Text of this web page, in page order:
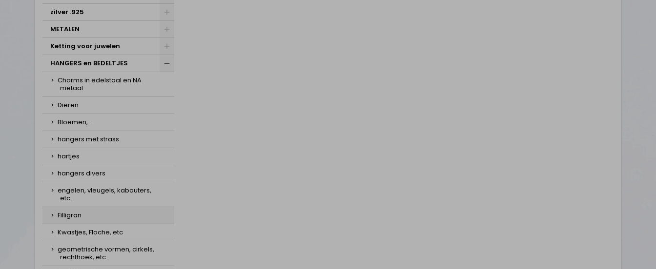
zilver .925
METALEN
Ketting voor juwelen
HANGERS en BEDELTJES
Charms in edelstaal en NA
metaal
Dieren
Bloemen, ...
hangers met strass
hartjes
hangers divers
engelen, vleugels, kabouters,
etc...
Filligran
Kwastjes, Floche, etc
geometrische vormen, cirkels,
rechthoek, etc.